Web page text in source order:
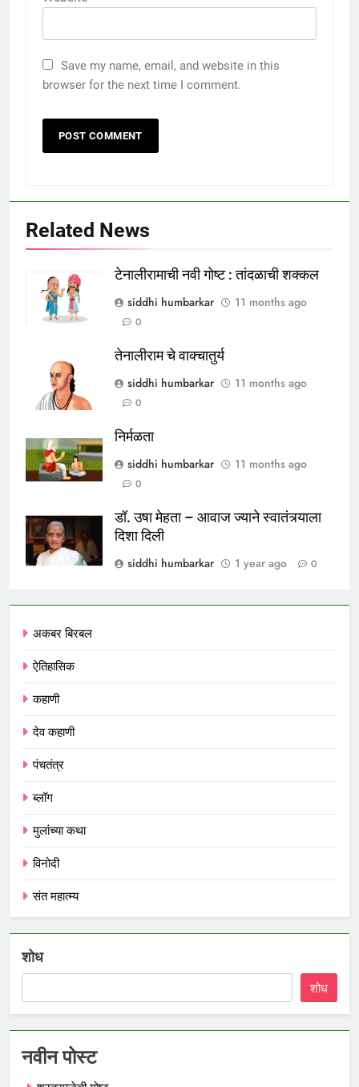
Save my name, email, and website in this
browser for the next time I comment.
Related News
टेनालीरामाची नवी गोष्ट : तांदळाची शक्कल
siddhi humbarkar
11 months ago
0
तेनालीराम चे वाक्चातुर्य
siddhi humbarkar
11 months ago
0
निर्मळता
siddhi humbarkar
11 months ago
0
डॉ. उषा मेहता – आवाज ज्याने स्वातंत्र्याला
दिशा दिली
siddhi humbarkar
1 year ago 0
अकबर बिरबल
ऐतिहासिक
कहाणी
देव कहाणी
पंचतंत्र
ब्लॉग
मुलांच्या कथा
विनोदी
संत महात्म्य
शोध
शोध
नवीन पोस्ट